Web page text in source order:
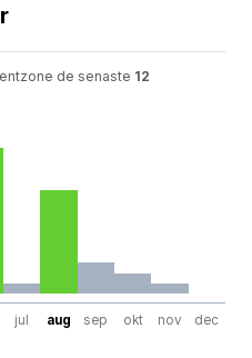
de senaste 12
jul aug sep okt nov dec